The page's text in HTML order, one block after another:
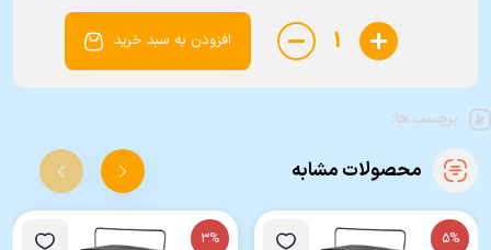
1 افزودن به سبد خرید
برچسب ها:
محصولات مشابه
5%
3%